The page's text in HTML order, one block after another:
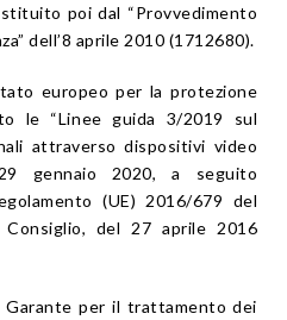
poi dal “Provvedimento
dell’8 aprile 2010 (1712680).
europeo per la protezione
le “Linee guida 3/2019 sul
attraverso dispositivi video
gennaio 2020, a seguito
(UE) 2016/679 del
del 27 aprile 2016
Garante per il trattamento dei